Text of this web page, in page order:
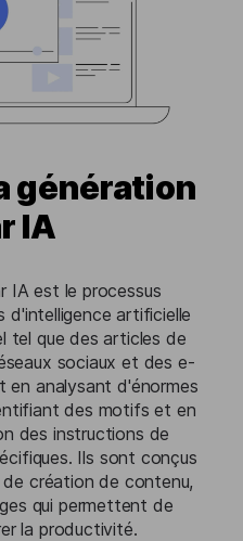
génération
IA
IA est le processus
d'intelligence artificielle
tel que des articles de
sociaux et des e-
en analysant d'énormes
des motifs et en
des instructions de
Ils sont conçus
de création de contenu,
qui permettent de
la productivité.